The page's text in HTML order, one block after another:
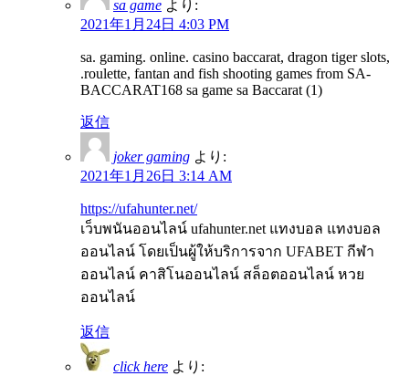
sa game より:
2021年1月24日 4:03 PM
sa. gaming. online. casino baccarat, dragon tiger slots,
.roulette, fantan and fish shooting games from SA-
BACCARAT168 sa game sa Baccarat (1)
返信
joker gaming より:
2021年1月26日 3:14 AM
https://ufahunter.net/
เว็บพนันออนไลน์ ufahunter.net แทงบอล แทงบอล
ออนไลน์ โดยเป็นผู้ให้บริการจาก UFABET กีฬา
ออนไลน์ คาสิโนออนไลน์ สล็อตออนไลน์ หวย
ออนไลน์
返信
click here より: